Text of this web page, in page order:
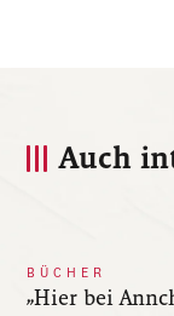
Auch
BÜCHER
„Hier bei